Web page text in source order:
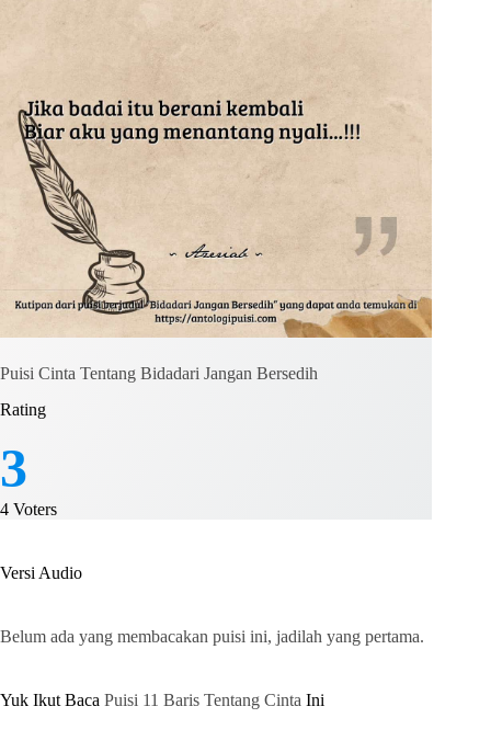
Puisi Cinta Tentang Bidadari Jangan Bersedih
Rating
3
4 Voters
Versi Audio
Belum ada yang membacakan puisi ini, jadilah yang pertama.
Yuk Ikut Baca Puisi 11 Baris Tentang Cinta Ini